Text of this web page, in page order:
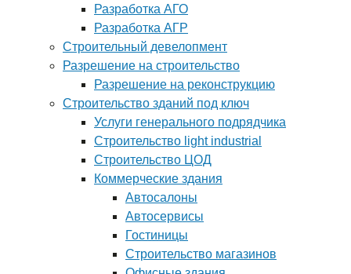
Разработка АГО
Разработка АГР
Строительный девелопмент
Разрешение на строительство
Разрешение на реконструкцию
Строительство зданий под ключ
Услуги генерального подрядчика
Строительство light industrial
Строительство ЦОД
Коммерческие здания
Автосалоны
Автосервисы
Гостиницы
Строительство магазинов